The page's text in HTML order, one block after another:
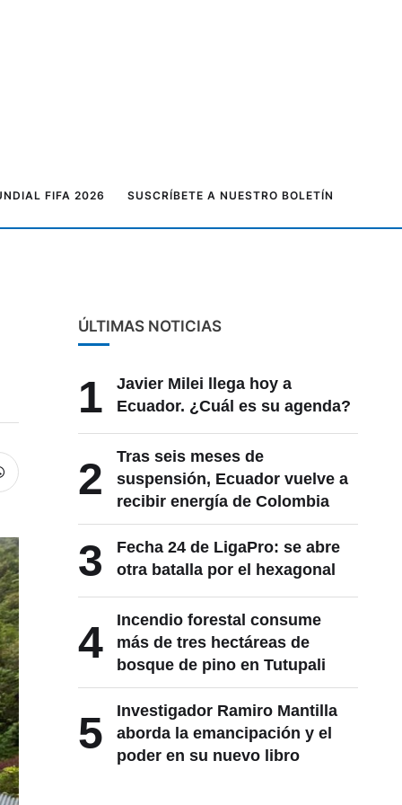
FIFA 2026 SUSCRÍBETE A NUESTRO BOLETÍN
ÚLTIMAS NOTICIAS
1
Javier Milei llega hoy a
Ecuador. ¿Cuál es su agenda?
2
Tras seis meses de
suspensión, Ecuador vuelve a
recibir energía de Colombia
3
Fecha 24 de LigaPro: se abre
otra batalla por el hexagonal
4
Incendio forestal consume
más de tres hectáreas de
bosque de pino en Tutupali
5
Investigador Ramiro Mantilla
aborda la emancipación y el
poder en su nuevo libro